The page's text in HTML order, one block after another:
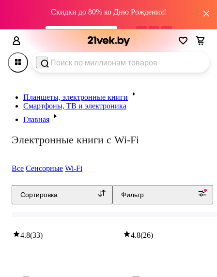
Скидки до 80% ко Дню Рождения!
промокод HAPPY22 03дн 12:13:21
Планшеты, электронные книги
Смартфоны, ТВ и электроника
Главная
Электронные книги с Wi-Fi
Все Сенсорные Wi-Fi
Сортировка Фильтр
Как выбрать электронную книгу
4.8(33) 4.8(26)